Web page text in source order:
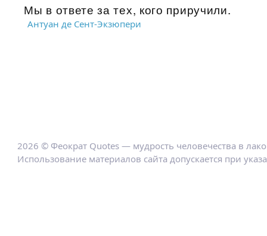
Мы в ответе за тех, кого приручили.
Антуан де Сент-Экзюпери
2026 © Феократ Quotes — мудрость человечества в
Использование материалов сайта допускается при